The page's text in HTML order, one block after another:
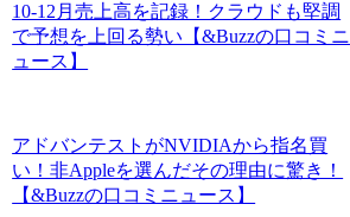
10-12月売上高を記録！クラウドも堅調
で予想を上回る勢い【&Buzzの口コミニ
ュース】
アドバンテストがNVIDIAから指名買
い！非Appleを選んだその理由に驚き！
【&Buzzの口コミニュース】